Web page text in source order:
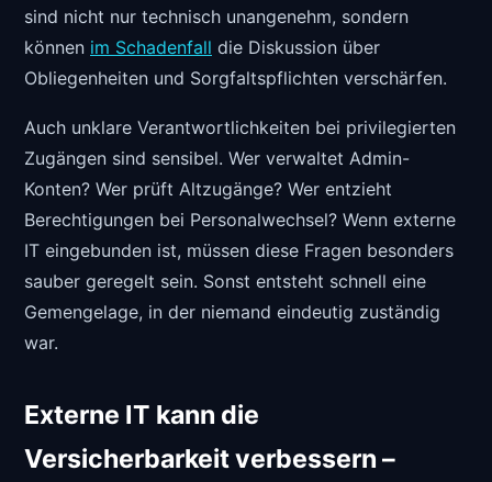
sind nicht nur technisch unangenehm, sondern
können im Schadenfall die Diskussion über
Obliegenheiten und Sorgfaltspflichten verschärfen.
Auch unklare Verantwortlichkeiten bei privilegierten
Zugängen sind sensibel. Wer verwaltet Admin-
Konten? Wer prüft Altzugänge? Wer entzieht
Berechtigungen bei Personalwechsel? Wenn externe
IT eingebunden ist, müssen diese Fragen besonders
sauber geregelt sein. Sonst entsteht schnell eine
Gemengelage, in der niemand eindeutig zuständig
war.
Externe IT kann die
Versicherbarkeit verbessern –